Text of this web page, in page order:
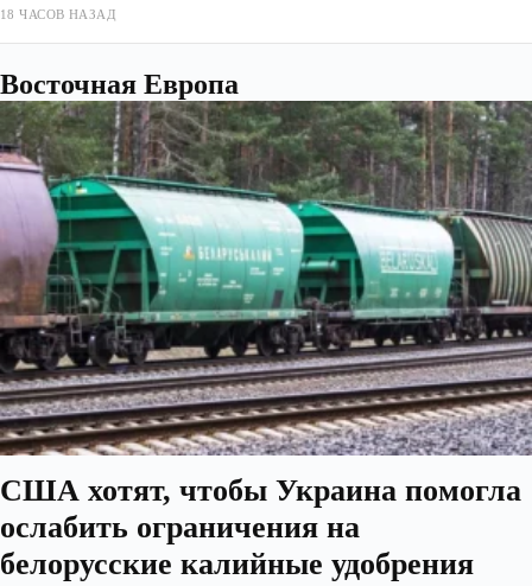
18 ЧАСОВ НАЗАД
Восточная Европа
США хотят, чтобы Украина помогла
ослабить ограничения на
белорусские калийные удобрения